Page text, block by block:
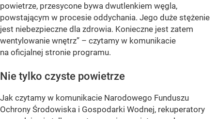
powietrze, przesycone bywa dwutlenkiem węgla,
powstającym w procesie oddychania. Jego duże stężenie
jest niebezpieczne dla zdrowia. Konieczne jest zatem
wentylowanie wnętrz” – czytamy w komunikacie
na oficjalnej stronie programu.
Nie tylko czyste powietrze
Jak czytamy w komunikacie Narodowego Funduszu
Ochrony Środowiska i Gospodarki Wodnej, rekuperatory